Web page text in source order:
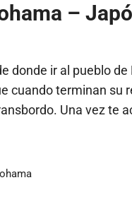
–
donde ir al pueblo
cuando terminan su
Una vez te